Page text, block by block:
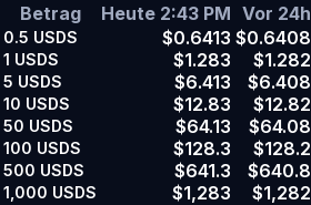
Betrag
Heute 2:43 PM Vor 24h
0.5 USDS $0.6413 $0.6408
1 USDS $1.283 $1.282
5 USDS $6.413 $6.408
10 USDS $12.83 $12.82
50 USDS $64.13 $64.08
100 USDS $128.3 $128.2
500 USDS $641.3 $640.8
1,000 USDS $1,283
$1,282